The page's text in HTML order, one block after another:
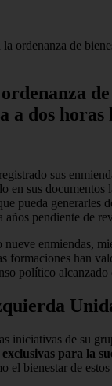
ordenanza de
a dos horas
sus
en sus
pueda generarles
años pendiente de
enmiendas,
formaciones han
político
iniciativas de su
para la
el bienestar de